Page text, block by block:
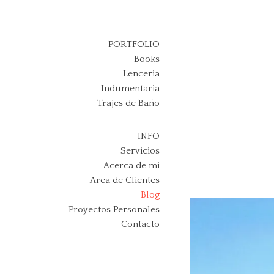
PORTFOLIO
Books
Lenceria
Indumentaria
Trajes de Baño
INFO
Servicios
Acerca de mi
Area de Clientes
Blog
Proyectos Personales
Contacto